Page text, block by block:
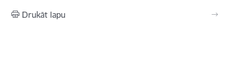
Drukāt lapu